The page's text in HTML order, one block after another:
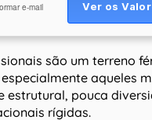
e-mail
são um terreno
aqueles
estrutural, pouca
rígidas.